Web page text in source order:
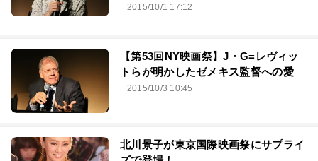
2015/10/1 17:12
【第53回NY映画祭】J・G=レヴィッ
トらが明かしたゼメキス監督への愛
2015/10/3 10:45
北川景子が東京国際映画祭にサプライ